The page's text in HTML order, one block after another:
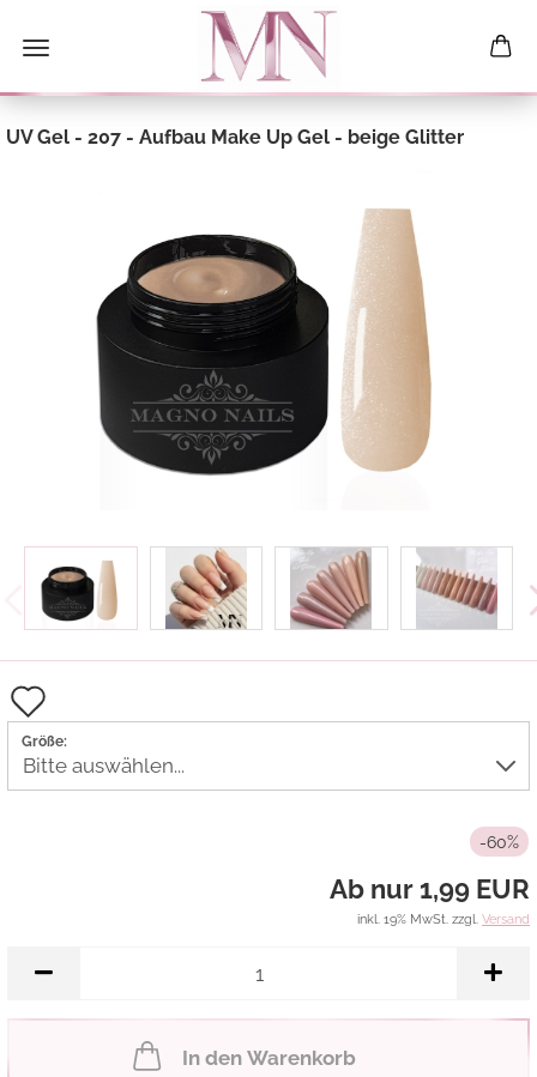
UV Gel - 207 - Aufbau Make Up Gel - beige Glitter
den
Merkzettel
Größe:
-60%
Ab nur 1,99 EUR
inkl. 19% MwSt. zzgl. Versand
In den Warenkorb